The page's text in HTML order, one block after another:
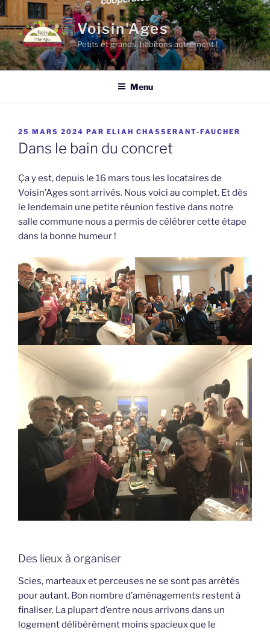
Aller
au
contenu
principal
Voisin'Ages
Petits et grands, habitons autrement !
Menu
PUBLIÉ
LE
25 MARS 2024 PAR ELIAH CHASSERANT-FAUCHER
Dans le bain du concret
Ça y est, depuis le 16 mars tous les locataires de
Voisin’Ages sont arrivés. Nous voici au complet. Et dès
le lendemain une petite réunion festive dans notre
salle commune nous a permis de célébrer cette étape
dans la bonne humeur !
Des lieux à organiser
Scies, marteaux et perceuses ne se sont pas arrêtés
pour autant. Bon nombre d’aménagements restent à
finaliser. La plupart d’entre nous arrivons dans un
logement délibérément moins spacieux que le